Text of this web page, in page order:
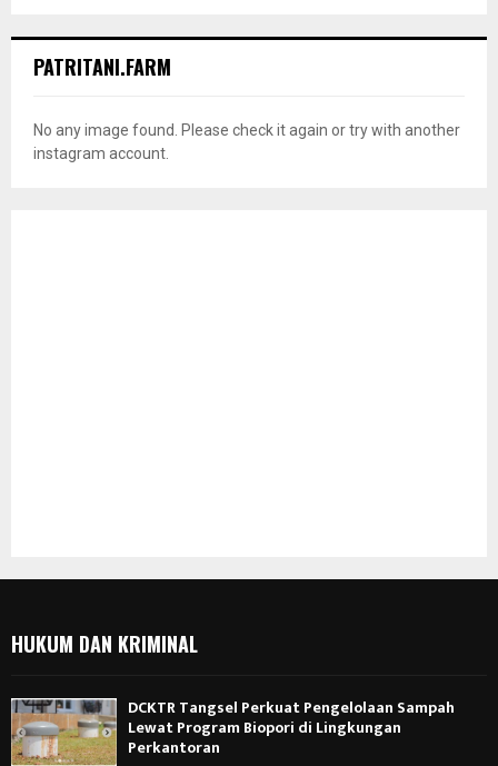
PATRITANI.FARM
No any image found. Please check it again or try with another
instagram account.
HUKUM DAN KRIMINAL
DCKTR Tangsel Perkuat Pengelolaan Sampah
Lewat Program Biopori di Lingkungan
Perkantoran